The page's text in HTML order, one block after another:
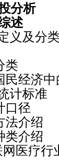
分析
述
义及分
济中
计标准
径
介绍
介绍
医疗行